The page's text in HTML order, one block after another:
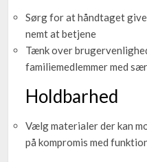
Sørg for at håndtaget
nemt at betjene
Tænk over
familiemedlemmer med
Holdbarhed
Vælg materialer der kan
på kompromis med